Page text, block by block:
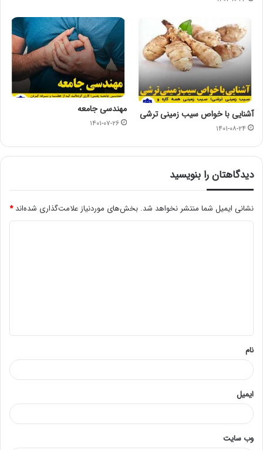
آشنایی با خواص سيب زمينى ترشی
۱۴۰۱-۰۸-۲۴
مهندسی جامعه
۱۴۰۱-۰۷-۲۶
دیدگاهتان را بنویسید
نشانی ایمیل شما منتشر نخواهد شد. بخش‌های موردنیاز علامت‌گذاری شده‌اند*
*
نام
ایمیل
وب‌ سایت